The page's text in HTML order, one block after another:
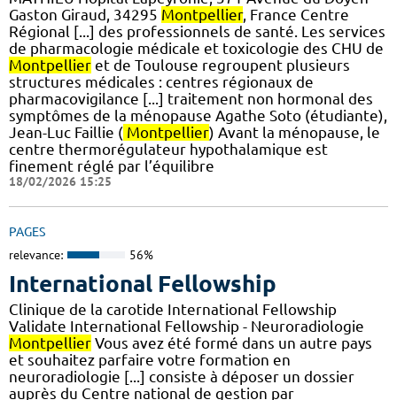
Gaston Giraud, 34295 Montpellier, France Centre
Régional [...] des professionnels de santé. Les services
de pharmacologie médicale et toxicologie des CHU de
Montpellier et de Toulouse regroupent plusieurs
structures médicales : centres régionaux de
pharmacovigilance [...] traitement non hormonal des
symptômes de la ménopause Agathe Soto (étudiante),
Jean-Luc Faillie ( Montpellier) Avant la ménopause, le
centre thermorégulateur hypothalamique est
finement réglé par l’équilibre
18/02/2026 15:25
PAGES
relevance: 56%
International Fellowship
Clinique de la carotide International Fellowship
Validate International Fellowship - Neuroradiologie
Montpellier Vous avez été formé dans un autre pays
et souhaitez parfaire votre formation en
neuroradiologie [...] consiste à déposer un dossier
auprès du Centre national de gestion par